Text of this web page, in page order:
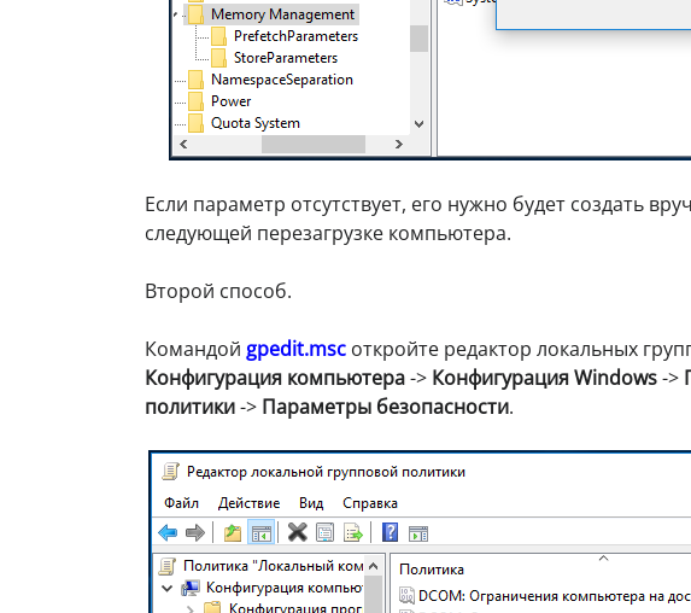
Если параметр отсутствует, его нужно будет создать
следующей перезагрузке компьютера.
Второй способ.
Командой gpedit.msc откройте редактор локальных
Конфигурация компьютера-> Конфигурация Windows->
политики-> Параметры безопасности.